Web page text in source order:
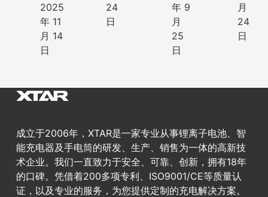
2025
年 11
月 14
日
24
日
年 9
月
25
日
月
24
日
成立于2006年，XTAR是一家专业从事锂离子电池、智
能充电器及手电筒的研发、生产、销售为一体的高新技
术企业。我们一直致力于安全、可靠、创新，拥有18年
的口碑。凭借着200多项专利、ISO9001/CE等质量认
证，以及专业的服务，为您提供定制的充电解决方案。